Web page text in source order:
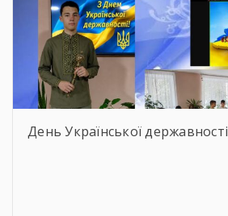
День Української державності